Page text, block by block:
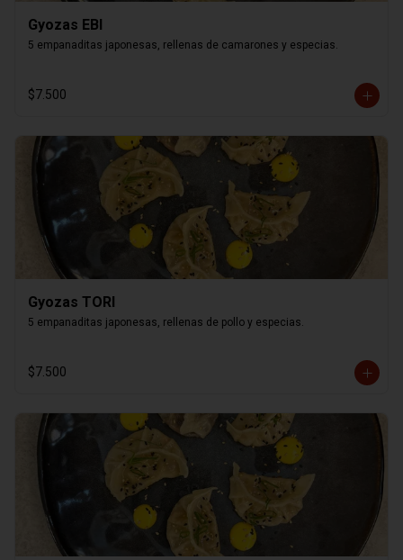
Gyozas EBI
5 empanaditas japonesas, rellenas de camarones y especias.
$7.500
Gyozas TORI
5 empanaditas japonesas, rellenas de pollo y especias.
$7.500